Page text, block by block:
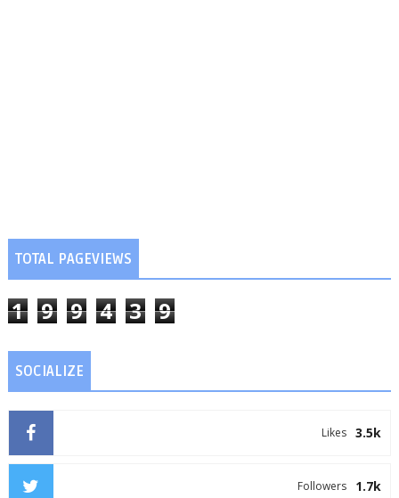
TOTAL PAGEVIEWS
1 9 9 4 3 9
SOCIALIZE
3.5k
Likes
1.7k
Followers